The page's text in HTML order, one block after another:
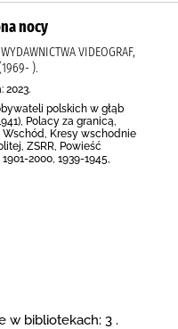
nocy
VIDEOGRAF,
).
2023.
polskich w głąb
Polacy za granicą,
Wschód, Kresy wschodnie
ZSRR, Powieść
2000, 1939-1945,
w bibliotekach: 3 .